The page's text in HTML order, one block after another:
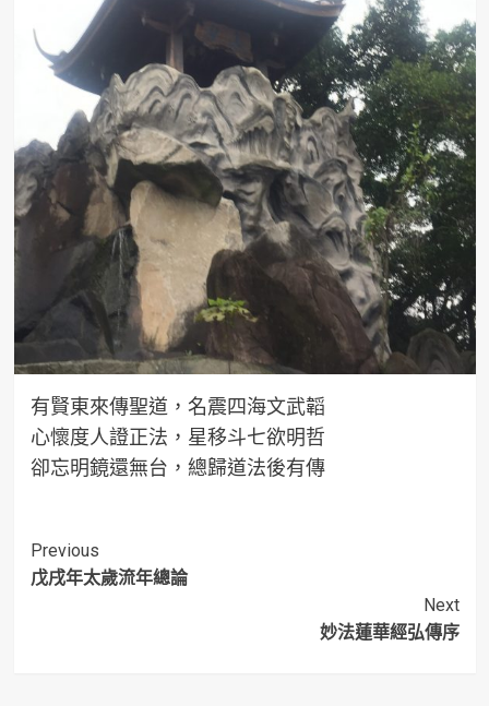
有賢東來傳聖道，名震四海文武韜
心懷度人證正法，星移斗七欲明哲
卻忘明鏡還無台，總歸道法後有傳
Post
Navigation
Previous
戊戌年太歲流年總論
Next
妙法蓮華經弘傳序